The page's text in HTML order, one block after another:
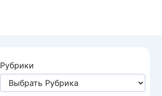
Рубрики